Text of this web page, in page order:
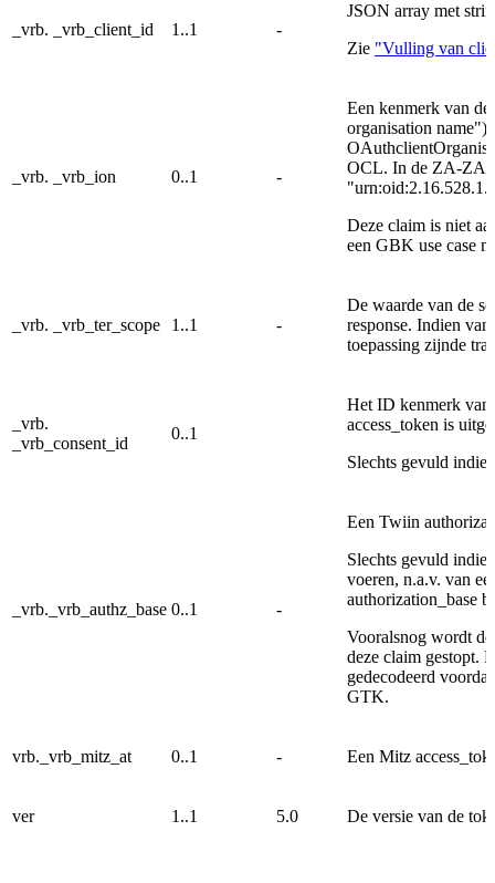
_vrb. _vrb_client_id 1..1 -
JSON array met
Zie "Vulling van
_vrb. _vrb_ion 0..1 -
Een kenmerk van
organisation
OCL. In de ZA-ZA
Deze claim is niet
een GBK use case
_vrb. _vrb_ter_scope 1..1 -
De waarde van de
response. Indien
toepassing zijnde
_vrb.
_vrb_consent_id
0..1
Het ID kenmerk van
access_token is
Slechts gevuld
_vrb._vrb_authz_base 0..1 -
Een Twiin
Slechts gevuld
voeren, n.a.v. van
authorization_base
Vooralsnog wordt
deze claim gestopt.
gedecodeerd
GTK.
vrb._vrb_mitz_at 0..1 - Een Mitz
ver 1..1 5.0 De versie van de